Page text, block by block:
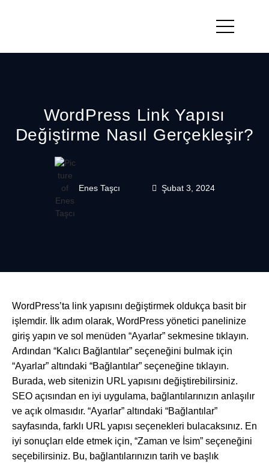
WordPress Link Yapısı
Değiştirme Nasıl Gerçekleşir?
Enes Taşcı Şubat 3, 2024
WordPress’ta link yapısını değiştirmek oldukça basit bir
işlemdir. İlk adım olarak, WordPress yönetici panelinize
giriş yapın ve sol menüden “Ayarlar” sekmesine tıklayın.
Ardından “Kalıcı Bağlantılar” seçeneğini bulmak için
“Ayarlar” altındaki “Bağlantılar” seçeneğine tıklayın.
Burada, web sitenizin URL yapısını değiştirebilirsiniz.
SEO açısından en iyi uygulama, bağlantılarınızın anlaşılır
ve açık olmasıdır. “Ayarlar” altındaki “Bağlantılar”
sayfasında, farklı URL yapısı seçenekleri bulacaksınız. En
iyi sonuçları elde etmek için, “Zaman ve İsim” seçeneğini
seçebilirsiniz. Bu, bağlantılarınızın tarih ve başlık